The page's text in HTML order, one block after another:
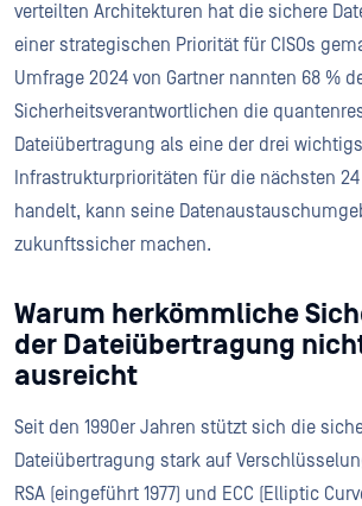
verteilten Architekturen hat die sichere
einer strategischen Priorität für CISOs
Umfrage 2024 von Gartner nannten 68 %
Sicherheitsverantwortlichen die
Dateiübertragung als eine der drei
Infrastrukturprioritäten für die nächsten 24
handelt, kann seine
zukunftssicher machen.
Warum herkömmliche
der Dateiübertragung
ausreicht
Seit den 1990er Jahren stützt sich die
Dateiübertragung stark auf
RSA (eingeführt 1977) und ECC (Elliptic